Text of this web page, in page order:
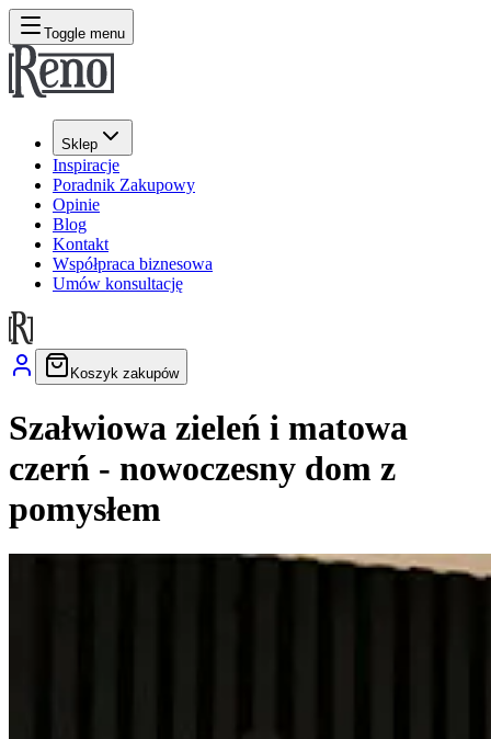
Toggle menu
Sklep
Inspiracje
Poradnik Zakupowy
Opinie
Blog
Kontakt
Współpraca biznesowa
Umów konsultację
Koszyk zakupów
Szałwiowa zieleń i matowa
czerń - nowoczesny dom z
pomysłem